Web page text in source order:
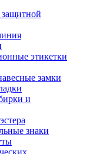
этикетки
замки
и
знаки